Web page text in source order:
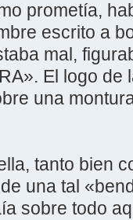
prometía,
escrito a
mal,
El logo de
una
tanto bien
una tal
sobre todo